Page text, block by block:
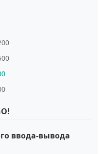
ввода-вывода